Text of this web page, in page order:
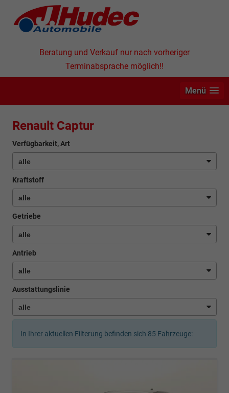
Beratung und Verkauf nur nach vorheriger
Terminabsprache möglich!!
Menü
Renault Captur
Verfügbarkeit, Art
Kraftstoff
Getriebe
Antrieb
Ausstattungslinie
In Ihrer aktuellen Filterung befinden sich 85 Fahrzeuge: